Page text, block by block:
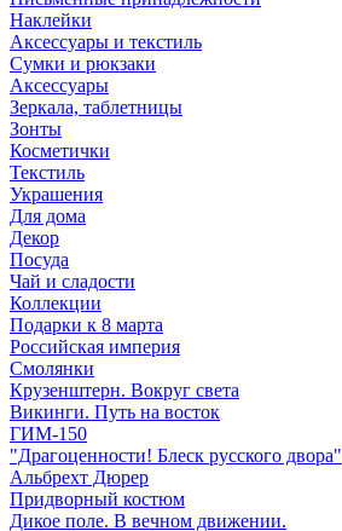
Наклейки
Аксессуары и текстиль
Сумки и рюкзаки
Аксессуары
Зеркала, таблетницы
Зонты
Косметички
Текстиль
Украшения
Для дома
Декор
Посуда
Чай и сладости
Коллекции
Подарки к 8 марта
Российская империя
Смолянки
Крузенштерн. Вокруг света
Викинги. Путь на восток
ГИМ-150
"Драгоценности! Блеск русского двора"
Альбрехт Дюрер
Придворный костюм
Дикое поле. В вечном движении.